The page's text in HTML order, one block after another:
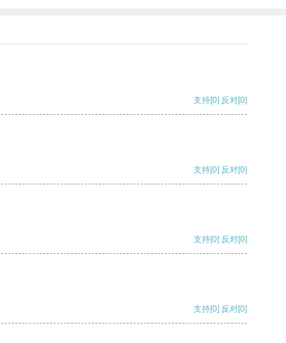
支持[0] 反对[0]
支持[0] 反对[0]
支持[0] 反对[0]
支持[0] 反对[0]